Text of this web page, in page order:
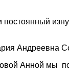
Андреевна
Анной мы